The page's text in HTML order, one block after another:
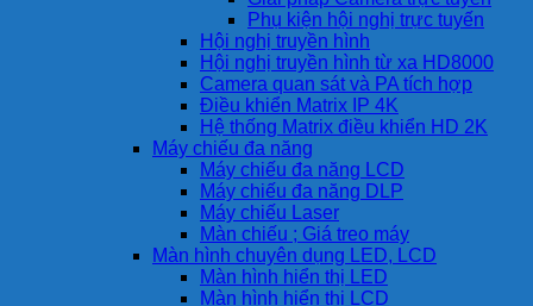
Phụ kiện hội nghị trực tuyến
Hội nghị truyền hình
Hội nghị truyền hình từ xa HD8000
Camera quan sát và PA tích hợp
Điều khiển Matrix IP 4K
Hệ thống Matrix điều khiển HD 2K
Máy chiếu đa năng
Máy chiếu đa năng LCD
Máy chiếu đa năng DLP
Máy chiếu Laser
Màn chiếu ; Giá treo máy
Màn hình chuyên dụng LED, LCD
Màn hình hiển thị LED
Màn hình hiển thị LCD